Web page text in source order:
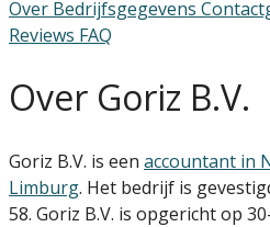
Over Bedrijfsgegevens
Reviews FAQ
Over Goriz B.V.
Goriz B.V. is een accountant in
Limburg. Het bedrijf is
58. Goriz B.V. is opgericht op